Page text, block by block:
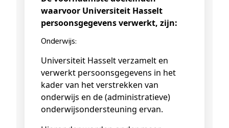
waarvoor Universiteit Hasselt
persoonsgegevens verwerkt, zijn:
Onderwijs:
Universiteit Hasselt verzamelt en
verwerkt persoonsgegevens in het
kader van het verstrekken van
onderwijs en de (administratieve)
onderwijsondersteuning ervan.